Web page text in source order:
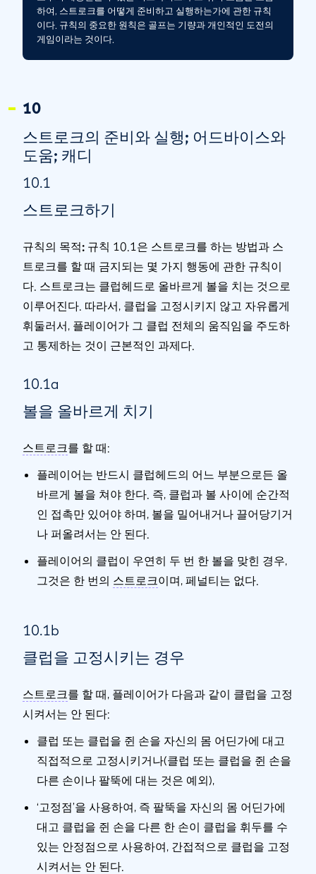
게 있다
하여, 스트로크를 어떻게 준비하고 실행하는가에 관한 규칙
이다. 규칙의 중요한 원칙은 골프는 기량과 개인적인 도전의
게임이라는 것이다.
10
스트로크의 준비와 실행; 어드바이스와
도움; 캐디
10.1
스트로크하기
규칙의 목적: 규칙 10.1은 스트로크를 하는 방법과 스
트로크를 할 때 금지되는 몇 가지 행동에 관한 규칙이
다. 스트로크는 클럽헤드로 올바르게 볼을 치는 것으로
이루어진다. 따라서, 클럽을 고정시키지 않고 자유롭게
휘둘러서, 플레이어가 그 클럽 전체의 움직임을 주도하
고 통제하는 것이 근본적인 과제다.
10.1a
볼을 올바르게 치기
스트로크를 할 때:
플레이어는 반드시 클럽헤드의 어느 부분으로든 올
바르게 볼을 쳐야 한다. 즉, 클럽과 볼 사이에 순간적
인 접촉만 있어야 하며, 볼을 밀어내거나 끌어당기거
나 퍼올려서는 안 된다.
플레이어의 클럽이 우연히 두 번 한 볼을 맞힌 경우,
그것은 한 번의 스트로크이며, 페널티는 없다.
10.1b
클럽을 고정시키는 경우
스트로크를 할 때, 플레이어가 다음과 같이 클럽을 고정
시켜서는 안 된다:
클럽 또는 클럽을 쥔 손을 자신의 몸 어딘가에 대고
직접적으로 고정시키거나(클럽 또는 클럽을 쥔 손을
다른 손이나 팔뚝에 대는 것은 예외),
‘고정점’을 사용하여, 즉 팔뚝을 자신의 몸 어딘가에
대고 클럽을 쥔 손을 다른 한 손이 클럽을 휘두를 수
있는 안정점으로 사용하여, 간접적으로 클럽을 고정
시켜서는 안 된다.